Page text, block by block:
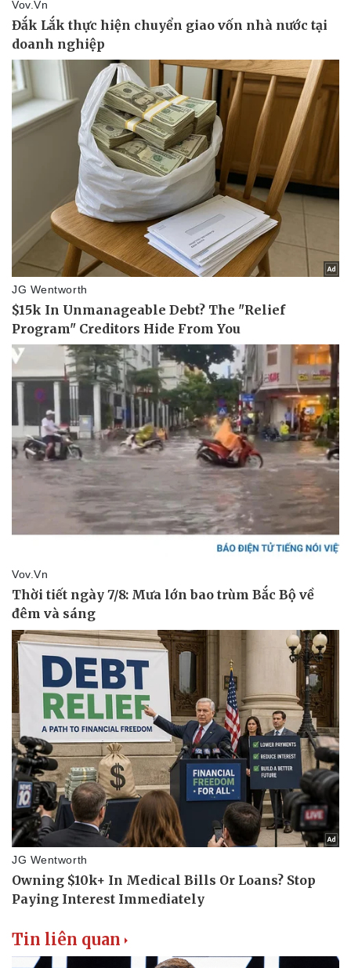
Pháp luật
Vụ án
Tư vấn luật
Quân sự - Quốc phòng
Phân tích
Tin liên quan